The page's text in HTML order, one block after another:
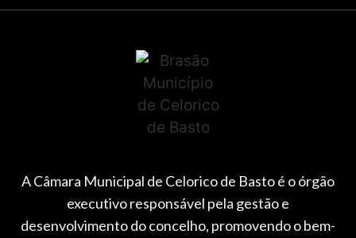
A Câmara Municipal de Celorico de Basto é o órgão
executivo responsável pela gestão e
desenvolvimento do concelho, promovendo o bem-